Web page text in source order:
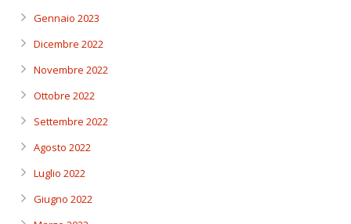
Gennaio 2023
Dicembre 2022
Novembre 2022
Ottobre 2022
Settembre 2022
Agosto 2022
Luglio 2022
Giugno 2022